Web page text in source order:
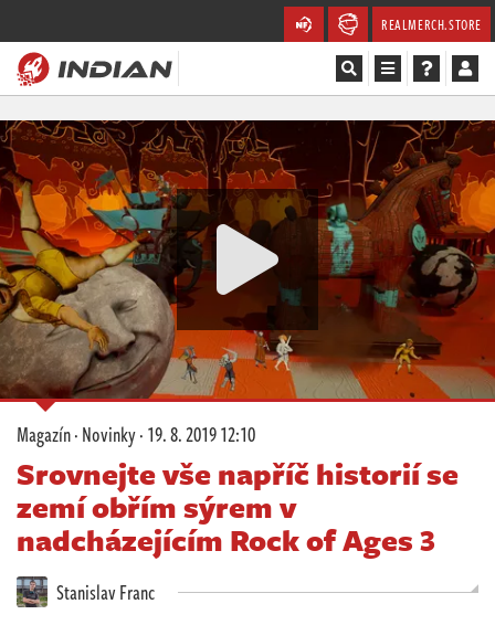
REALMERCH.STORE
Magazín
Recenze
Videa
Soutěže
Databáze
Komunita
Redakce
Živě
Magazín·Novinky·19. 8. 2019 12:10
Srovnejte vše napříč historií se
zemí obřím sýrem v
nadcházejícím Rock of Ages 3
Stanislav Franc